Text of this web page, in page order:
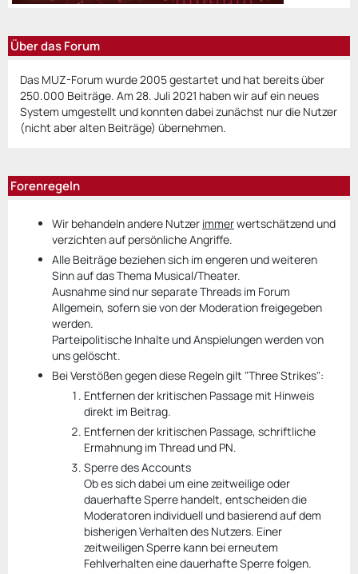
Über das Forum
Das MUZ-Forum wurde 2005 gestartet und hat bereits über
250.000 Beiträge. Am 28. Juli 2021 haben wir auf ein neues
System umgestellt und konnten dabei zunächst nur die Nutzer
(nicht aber alten Beiträge) übernehmen.
Forenregeln
Wir behandeln andere Nutzer immerwertschätzend und
verzichten auf persönliche Angriffe.
Alle Beiträge beziehen sich im engeren und weiteren
Sinn auf das Thema Musical/Theater.
Ausnahme sind nur separate Threads im Forum
Allgemein, sofern sie von der Moderation freigegeben
werden.
Parteipolitische Inhalte und Anspielungen werden von
uns gelöscht.
Bei Verstößen gegen diese Regeln gilt "Three Strikes":
Entfernen der kritischen Passage mit Hinweis
direkt im Beitrag.
Entfernen der kritischen Passage, schriftliche
Ermahnung im Thread und PN.
Sperre des Accounts
Ob es sich dabei um eine zeitweilige oder
dauerhafte Sperre handelt, entscheiden die
Moderatoren individuell und basierend auf dem
bisherigen Verhalten des Nutzers. Einer
zeitweiligen Sperre kann bei erneutem
Fehlverhalten eine dauerhafte Sperre folgen.